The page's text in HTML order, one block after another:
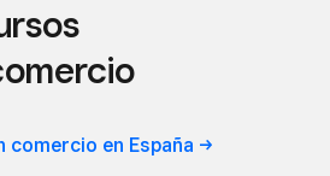
comercio en España